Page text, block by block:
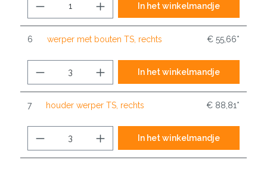
In het winkelmandje
6 werper met bouten TS, rechts € 55,66*
In het winkelmandje
7 houder werper TS, rechts € 88,81*
In het winkelmandje